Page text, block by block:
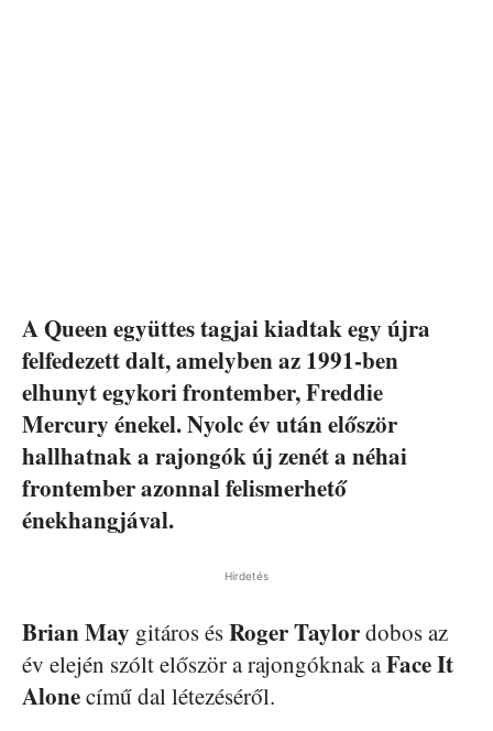
A Queen együttes tagjai kiadtak egy újra
felfedezett dalt, amelyben az 1991-ben
elhunyt egykori frontember, Freddie
Mercury énekel. Nyolc év után először
hallhatnak a rajongók új zenét a néhai
frontember azonnal felismerhető
énekhangjával.
Hirdetés
Brian May gitáros ésRoger Taylordobos az
év elején szólt először a rajongóknak aFace It
Alonecímű dal létezéséről.